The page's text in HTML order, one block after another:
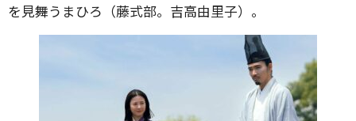
を見舞うまひろ（藤式部。吉高由里子）。